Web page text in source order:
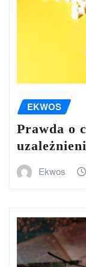
EKWOS
Prawda o
Ekwos